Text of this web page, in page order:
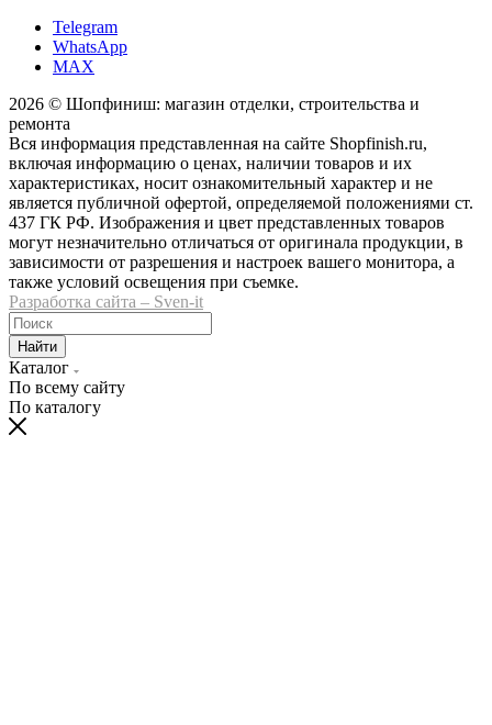
Telegram
WhatsApp
MAX
2026 © Шопфиниш: магазин отделки, строительства и
ремонта
Вся информация представленная на сайте Shopfinish.ru,
включая информацию о ценах, наличии товаров и их
характеристиках, носит ознакомительный характер и не
является публичной офертой, определяемой положениями ст.
437 ГК РФ. Изображения и цвет представленных товаров
могут незначительно отличаться от оригинала продукции, в
зависимости от разрешения и настроек вашего монитора, а
также условий освещения при съемке.
Разработка сайта – Sven-it
Найти
Каталог
По всему сайту
По каталогу